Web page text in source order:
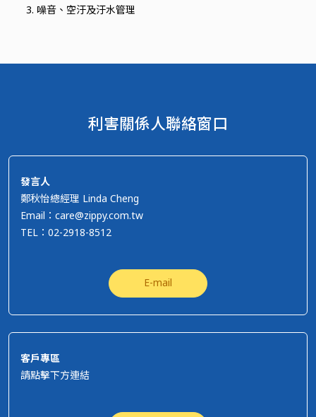
噪音、空汙及汙水管理
利害關係人聯絡窗口
發言人
鄭秋怡總經理 Linda Cheng
Email：care@zippy.com.tw
TEL：02-2918-8512
E-mail
客戶專區
請點擊下方連結